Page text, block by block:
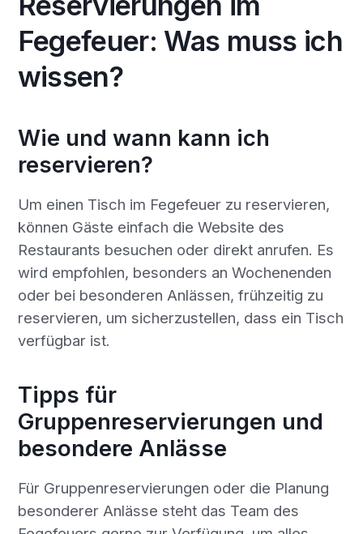
Fegefeuer: Was muss ich
wissen?
Wie und wann kann ich
reservieren?
Um einen Tisch im Fegefeuer zu reservieren,
können Gäste einfach die Website des
Restaurants besuchen oder direkt anrufen. Es
wird empfohlen, besonders an Wochenenden
oder bei besonderen Anlässen, frühzeitig zu
reservieren, um sicherzustellen, dass ein Tisch
verfügbar ist.
Tipps für
Gruppenreservierungen und
besondere Anlässe
Für Gruppenreservierungen oder die Planung
besonderer Anlässe steht das Team des